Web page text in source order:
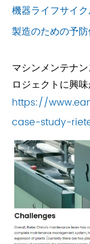
機器ライフサイ
製造のための予
マシンメンテナ
ロジェクトに興
https://
case-study-